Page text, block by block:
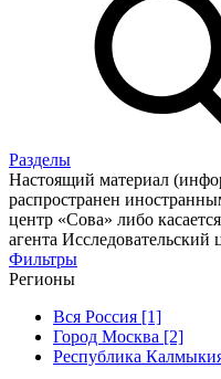
Разделы
Настоящий материал
распространен
центр «Сова» либо
агента Исследовательский
Фильтры
Регионы
Вся Россия [1]
Город Москва [2]
Республика